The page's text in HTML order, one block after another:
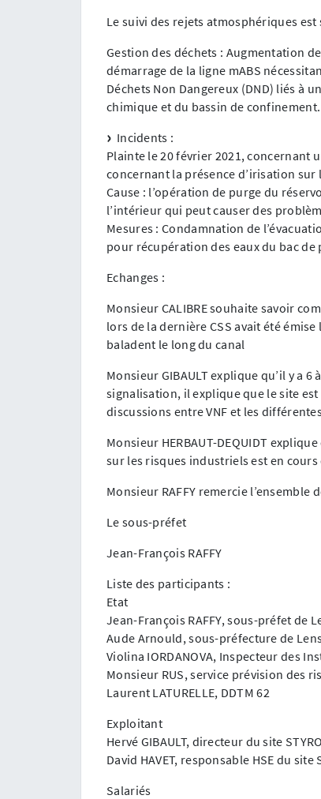
Le suivi des rejets atmosphériques est
Gestion des déchets : Augmentation
démarrage de la ligne mABS
Déchets Non Dangereux (DND) liés à
chimique et du bassin de confinement.
Incidents :
Plainte le 20 février 2021, concernant
concernant la présence d’irisation sur
Cause : l’opération de purge du
l’intérieur qui peut causer des
Mesures : Condamnation de
pour récupération des eaux du bac
Echanges :
Monsieur CALIBRE souhaite savoir
lors de la dernière CSS avait été
baladent le long du canal
Monsieur GIBAULT explique qu’il y a
signalisation, il explique que le site
discussions entre VNF et les
Monsieur HERBAUT-DEQUIDT
sur les risques industriels est en
Monsieur RAFFY remercie
Le sous-préfet
Jean-François RAFFY
Liste des participants :
Etat
Jean-François RAFFY, sous-préfet de
Aude Arnould, sous-préfecture de
Violina IORDANOVA, Inspecteur des
Monsieur RUS, service prévision des
Laurent LATURELLE, DDTM 62
Exploitant
Hervé GIBAULT, directeur du site
David HAVET, responsable HSE du site
Salariés